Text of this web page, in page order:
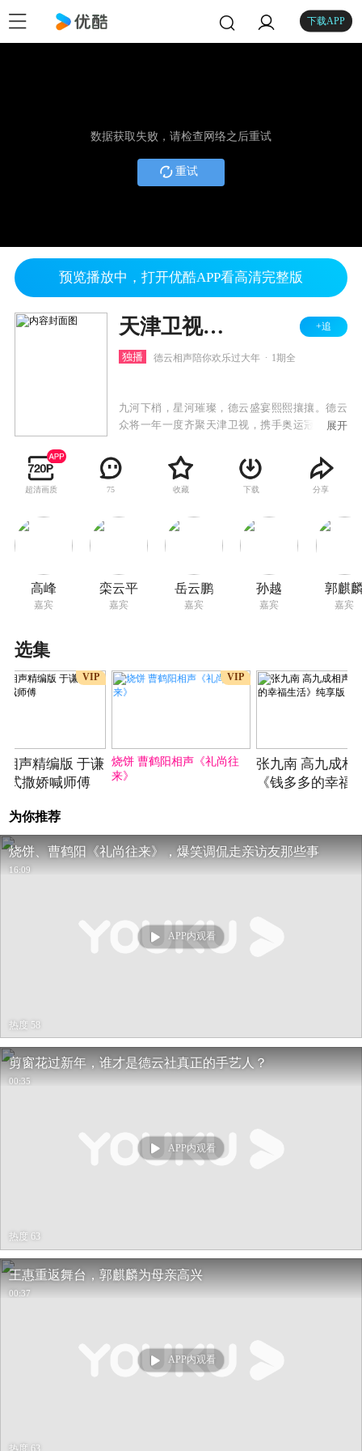
下载APP
数据获取失败，请检查网络之后重试
重试
预览播放中，打开优酷APP看高清完整版
天津卫视相声春晚 2022 +追
独播 德云相声陪你欢乐过大年 1期全
九河下梢，星河璀璨，德云盛宴熙熙攘攘。德云
众将一年一度齐聚天津卫视，携手奥运冠军、相
精彩的演出启航2022。
展开
超清画质 75 收藏 下载 分享
高峰
嘉宾
栾云平
嘉宾
岳云鹏
嘉宾
孙越
嘉宾
郭麒
嘉宾
选集
VIP
相声精编版 于谦
式撒娇喊师傅
VIP
烧饼 曹鹤阳相声《礼尚往
来》
张九南 高九成相
《钱多多的幸福
为你推荐
烧饼、曹鹤阳《礼尚往来》，爆笑调侃走亲访友那些事
16:09
APP内观看
热度 58
剪窗花过新年，谁才是德云社真正的手艺人？
00:35
APP内观看
热度 63
王惠重返舞台，郭麒麟为母亲高兴
00:37
APP内观看
热度 63